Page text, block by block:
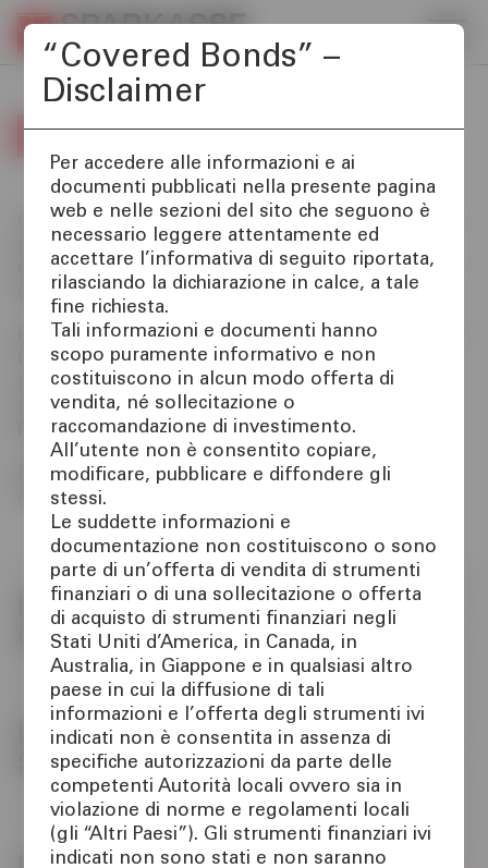
PRIVATI E FAMIGLIE
IMPRESE
SERVIZI PRIVATI E
FAMIGLIE
SERVIZI IMPRESE
OLTRE LA BANCA
CHI SIAMO
TOOL
ATTUALITÀ
CONTATTI
Sottosezione del menu hamburger
Investor Relations
"Apre la pagina Investor Relations
Home
Price sensitive
Comunicati Stampa
Bilanci e relazioni
Piano strategico
OPA su azioni civibank
Emissioni
Rating
Assemblee
Sostenibilità
Documenti Societari
Informativa
IT
Covered bonds
Cassa di Risparmio di Bolzano S.p.A. ha costituito
nel 2022 un Programma di Obbligazioni Bancarie
Garantite come parte integrante di una gestione
diversificata delle fonti di finanziamento.
Emittente delle Obbligazioni Bancarie Garantite è
Cassa di Risparmio di Bolzano S.p.A., mentre il
ruolo di Guarantor è ricoperto da SPK OBG S.r.l.,
facente parte del gruppo bancario Cassa di
Risparmio di Bolzano.
Nel 2023 è entrata a far parte del Programma
anche Banca di Cividale S.p.A. – Società Benefit.
Informativa alla clientela per
operazioni di cessione
Prospetto di Base e
Supplementi
“Covered Bonds” –
Disclaimer
Per accedere alle informazioni e ai
documenti pubblicati nella presente pagina
web e nelle sezioni del sito che seguono è
necessario leggere attentamente ed
accettare l’informativa di seguito riportata,
rilasciando la dichiarazione in calce, a tale
fine richiesta.
Tali informazioni e documenti hanno
scopo puramente informativo e non
costituiscono in alcun modo offerta di
vendita, né sollecitazione o
raccomandazione di investimento.
All’utente non è consentito copiare,
modificare, pubblicare e diffondere gli
stessi.
Le suddette informazioni e
documentazione non costituiscono o sono
parte di un’offerta di vendita di strumenti
finanziari o di una sollecitazione o offerta
di acquisto di strumenti finanziari negli
Stati Uniti d’America, in Canada, in
Australia, in Giappone e in qualsiasi altro
paese in cui la diffusione di tali
informazioni e l’offerta degli strumenti ivi
indicati non è consentita in assenza di
specifiche autorizzazioni da parte delle
competenti Autorità locali ovvero sia in
violazione di norme e regolamenti locali
(gli “Altri Paesi”). Gli strumenti finanziari ivi
indicati non sono stati e non saranno